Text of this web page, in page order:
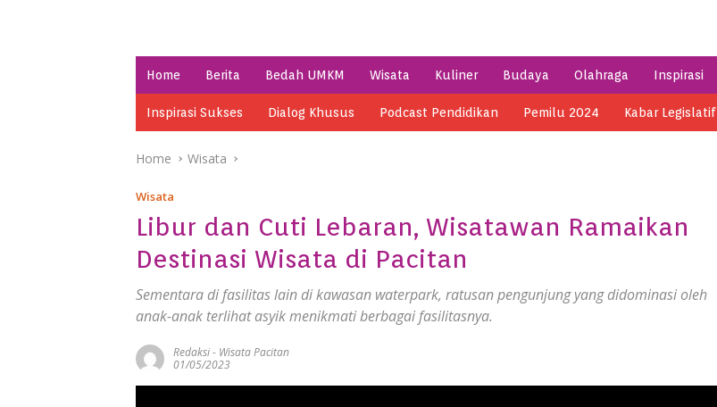
Home Berita Bedah UMKM Wisata Kuliner Budaya Olahraga Inspirasi
Inspirasi Sukses Dialog Khusus Podcast Pendidikan Pemilu 2024 Kabar Legislatif
Home Wisata
Wisata
Libur dan Cuti Lebaran, Wisatawan Ramaikan
Destinasi Wisata di Pacitan
Sementara di fasilitas lain di kawasan waterpark, ratusan pengunjung yang didominasi oleh
anak-anak terlihat asyik menikmati berbagai fasilitasnya.
Redaksi- Wisata Pacitan
01/05/2023